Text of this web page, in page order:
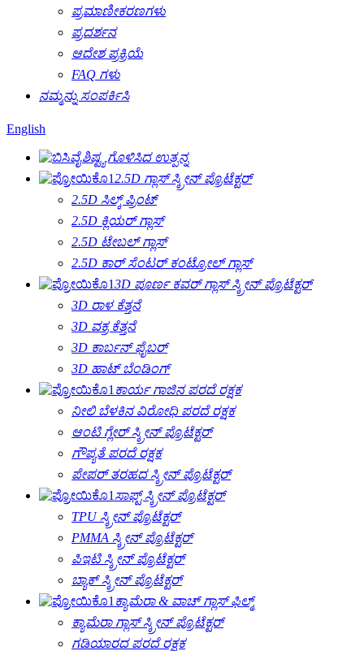
ಪ್ರಮಾಣೀಕರಣಗಳು
ಪ್ರದರ್ಶನ
ಆದೇಶ ಪ್ರಕ್ರಿಯೆ
FAQ ಗಳು
ನಮ್ಮನ್ನು ಸಂಪರ್ಕಿಸಿ
English
ವೈಶಿಷ್ಟ್ಯಗೊಳಿಸಿದ ಉತ್ಪನ್ನ
2.5D ಗ್ಲಾಸ್ ಸ್ಕ್ರೀನ್ ಪ್ರೊಟೆಕ್ಟರ್
2.5D ಸಿಲ್ಕ್ ಪ್ರಿಂಟ್
2.5D ಕ್ಲಿಯರ್ ಗ್ಲಾಸ್
2.5D ಟೇಬಲ್ ಗ್ಲಾಸ್
2.5D ಕಾರ್ ಸೆಂಟರ್ ಕಂಟ್ರೋಲ್ ಗ್ಲಾಸ್
3D ಪೂರ್ಣ ಕವರ್ ಗ್ಲಾಸ್ ಸ್ಕ್ರೀನ್ ಪ್ರೊಟೆಕ್ಟರ್
3D ರಾಳ ಕೆತ್ತನೆ
3D ವಕ್ರ ಕೆತ್ತನೆ
3D ಕಾರ್ಬನ್ ಫೈಬರ್
3D ಹಾಟ್ ಬೆಂಡಿಂಗ್
ಕಾರ್ಯ ಗಾಜಿನ ಪರದೆ ರಕ್ಷಕ
ನೀಲಿ ಬೆಳಕಿನ ವಿರೋಧಿ ಪರದೆ ರಕ್ಷಕ
ಆಂಟಿ ಗ್ಲೇರ್ ಸ್ಕ್ರೀನ್ ಪ್ರೊಟೆಕ್ಟರ್
ಗೌಪ್ಯತೆ ಪರದೆ ರಕ್ಷಕ
ಪೇಪರ್ ತರಹದ ಸ್ಕ್ರೀನ್ ಪ್ರೊಟೆಕ್ಟರ್
ಸಾಫ್ಟ್ ಸ್ಕ್ರೀನ್ ಪ್ರೊಟೆಕ್ಟರ್
TPU ಸ್ಕ್ರೀನ್ ಪ್ರೊಟೆಕ್ಟರ್
PMMA ಸ್ಕ್ರೀನ್ ಪ್ರೊಟೆಕ್ಟರ್
ಪಿಇಟಿ ಸ್ಕ್ರೀನ್ ಪ್ರೊಟೆಕ್ಟರ್
ಬ್ಯಾಕ್ ಸ್ಕ್ರೀನ್ ಪ್ರೊಟೆಕ್ಟರ್
ಕ್ಯಾಮೆರಾ & ವಾಚ್ ಗ್ಲಾಸ್ ಫಿಲ್ಮ್
ಕ್ಯಾಮೆರಾ ಗ್ಲಾಸ್ ಸ್ಕ್ರೀನ್ ಪ್ರೊಟೆಕ್ಟರ್
ಗಡಿಯಾರದ ಪರದೆ ರಕ್ಷಕ